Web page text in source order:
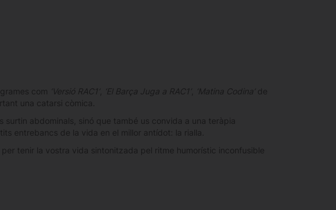
com ‘Versió RAC1’ ‘El Barça Juga a RAC1’ ‘Matina Codina’ de
una catarsi còmica.
abdominals, sinó que també us convida a una teràpia
entrebancs de la vida en el millor antídot: la rialla.
tenir la vostra vida sintonitzada pel ritme humorístic inconfusible